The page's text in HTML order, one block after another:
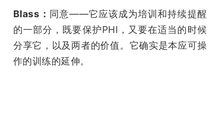
Blass： 同意——它应该成为培训和持续提醒
的一部分，既要保护PHI，又要在适当的时候
分享它，以及两者的价值。它确实是本应可操
作的训练的延伸。